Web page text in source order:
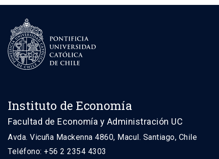
Instituto de Economía
Facultad de Economía y Administración UC
Avda. Vicuña Mackenna 4860, Macul. Santiago, Chile
Teléfono: +56 2 2354 4303